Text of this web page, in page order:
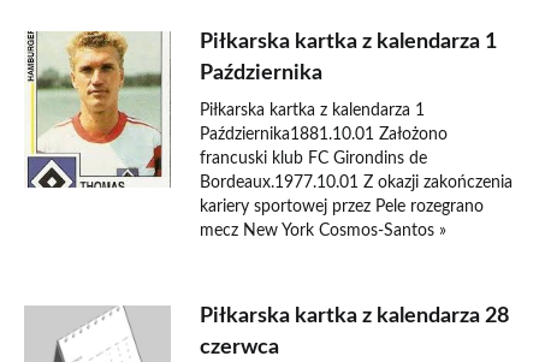
Piłkarska kartka z kalendarza 1
Października
Piłkarska kartka z kalendarza 1
Października1881.10.01 Założono
francuski klub FC Girondins de
Bordeaux.1977.10.01 Z okazji zakończenia
kariery sportowej przez Pele rozegrano
mecz New York Cosmos-Santos »
Piłkarska kartka z kalendarza 28
czerwca